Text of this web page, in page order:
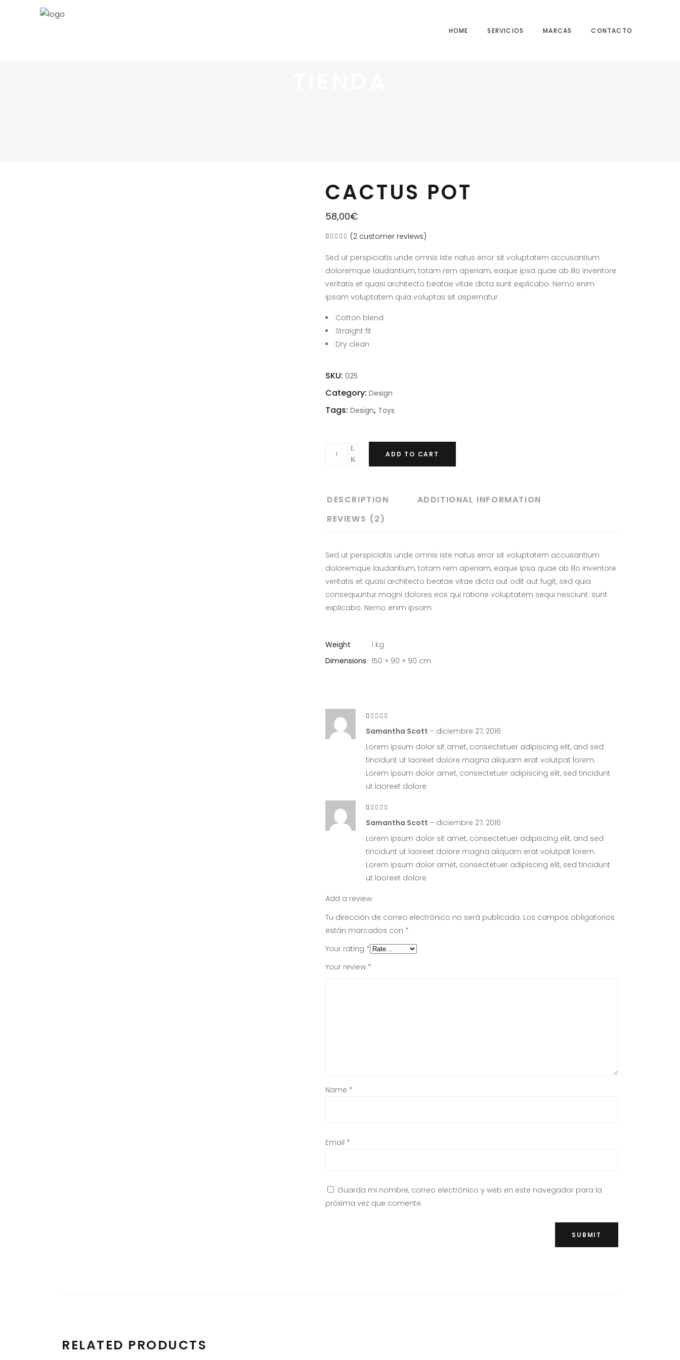
HOME SERVICIOS MARCAS CONTACTO
CACTUS POT
58,00€
Rated
of
5
based
on
2
ratings
(2 customer reviews)
Sed ut perspiciatis unde omnis iste natus error sit voluptatem accusantium
doloremque laudantium, totam rem aperiam, eaque ipsa quae ab illo inventore
veritatis et quasi architecto beatae vitae dicta sunt explicabo. Nemo enim
ipsam voluptatem quia voluptas sit aspernatur.
Cotton blend
Straight fit
Dry clean
SKU: 025
Category: Design
Tags: Design, Toys
ADD TO CART
DESCRIPTION
ADDITIONAL INFORMATION
REVIEWS (2)
Sed ut perspiciatis unde omnis iste natus error sit voluptatem accusantium
doloremque laudantium, totam rem aperiam, eaque ipsa quae ab illo inventore
veritatis et quasi architecto beatae vitae dicta aut odit aut fugit, sed quia
consequuntur magni dolores eos qui ratione voluptatem sequi nesciunt. sunt
explicabo. Nemo enim ipsam
Weight
1 kg
Dimensions 150 × 90 × 90 cm
out
of
Samantha Scott – diciembre 27, 2016
Lorem ipsum dolor sit amet, consectetuer adipiscing elit, and sed
tincidunt ut laoreet dolore magna aliquam erat volutpat lorem.
Lorem ipsum dolor amet, consectetuer adipiscing elit, sed tincidunt
ut laoreet dolore
out
of
Samantha Scott – diciembre 27, 2016
Lorem ipsum dolor sit amet, consectetuer adipiscing elit, and sed
tincidunt ut laoreet dolore magna aliquam erat volutpat lorem.
Lorem ipsum dolor amet, consectetuer adipiscing elit, sed tincidunt
ut laoreet dolore
Add a review
Tu dirección de correo electrónico no será publicada. Los campos obligatorios
están marcados con *
Your rating *
Your review *
Name *
Email *
Guarda mi nombre, correo electrónico y web en este navegador para la
próxima vez que comente.
RELATED PRODUCTS